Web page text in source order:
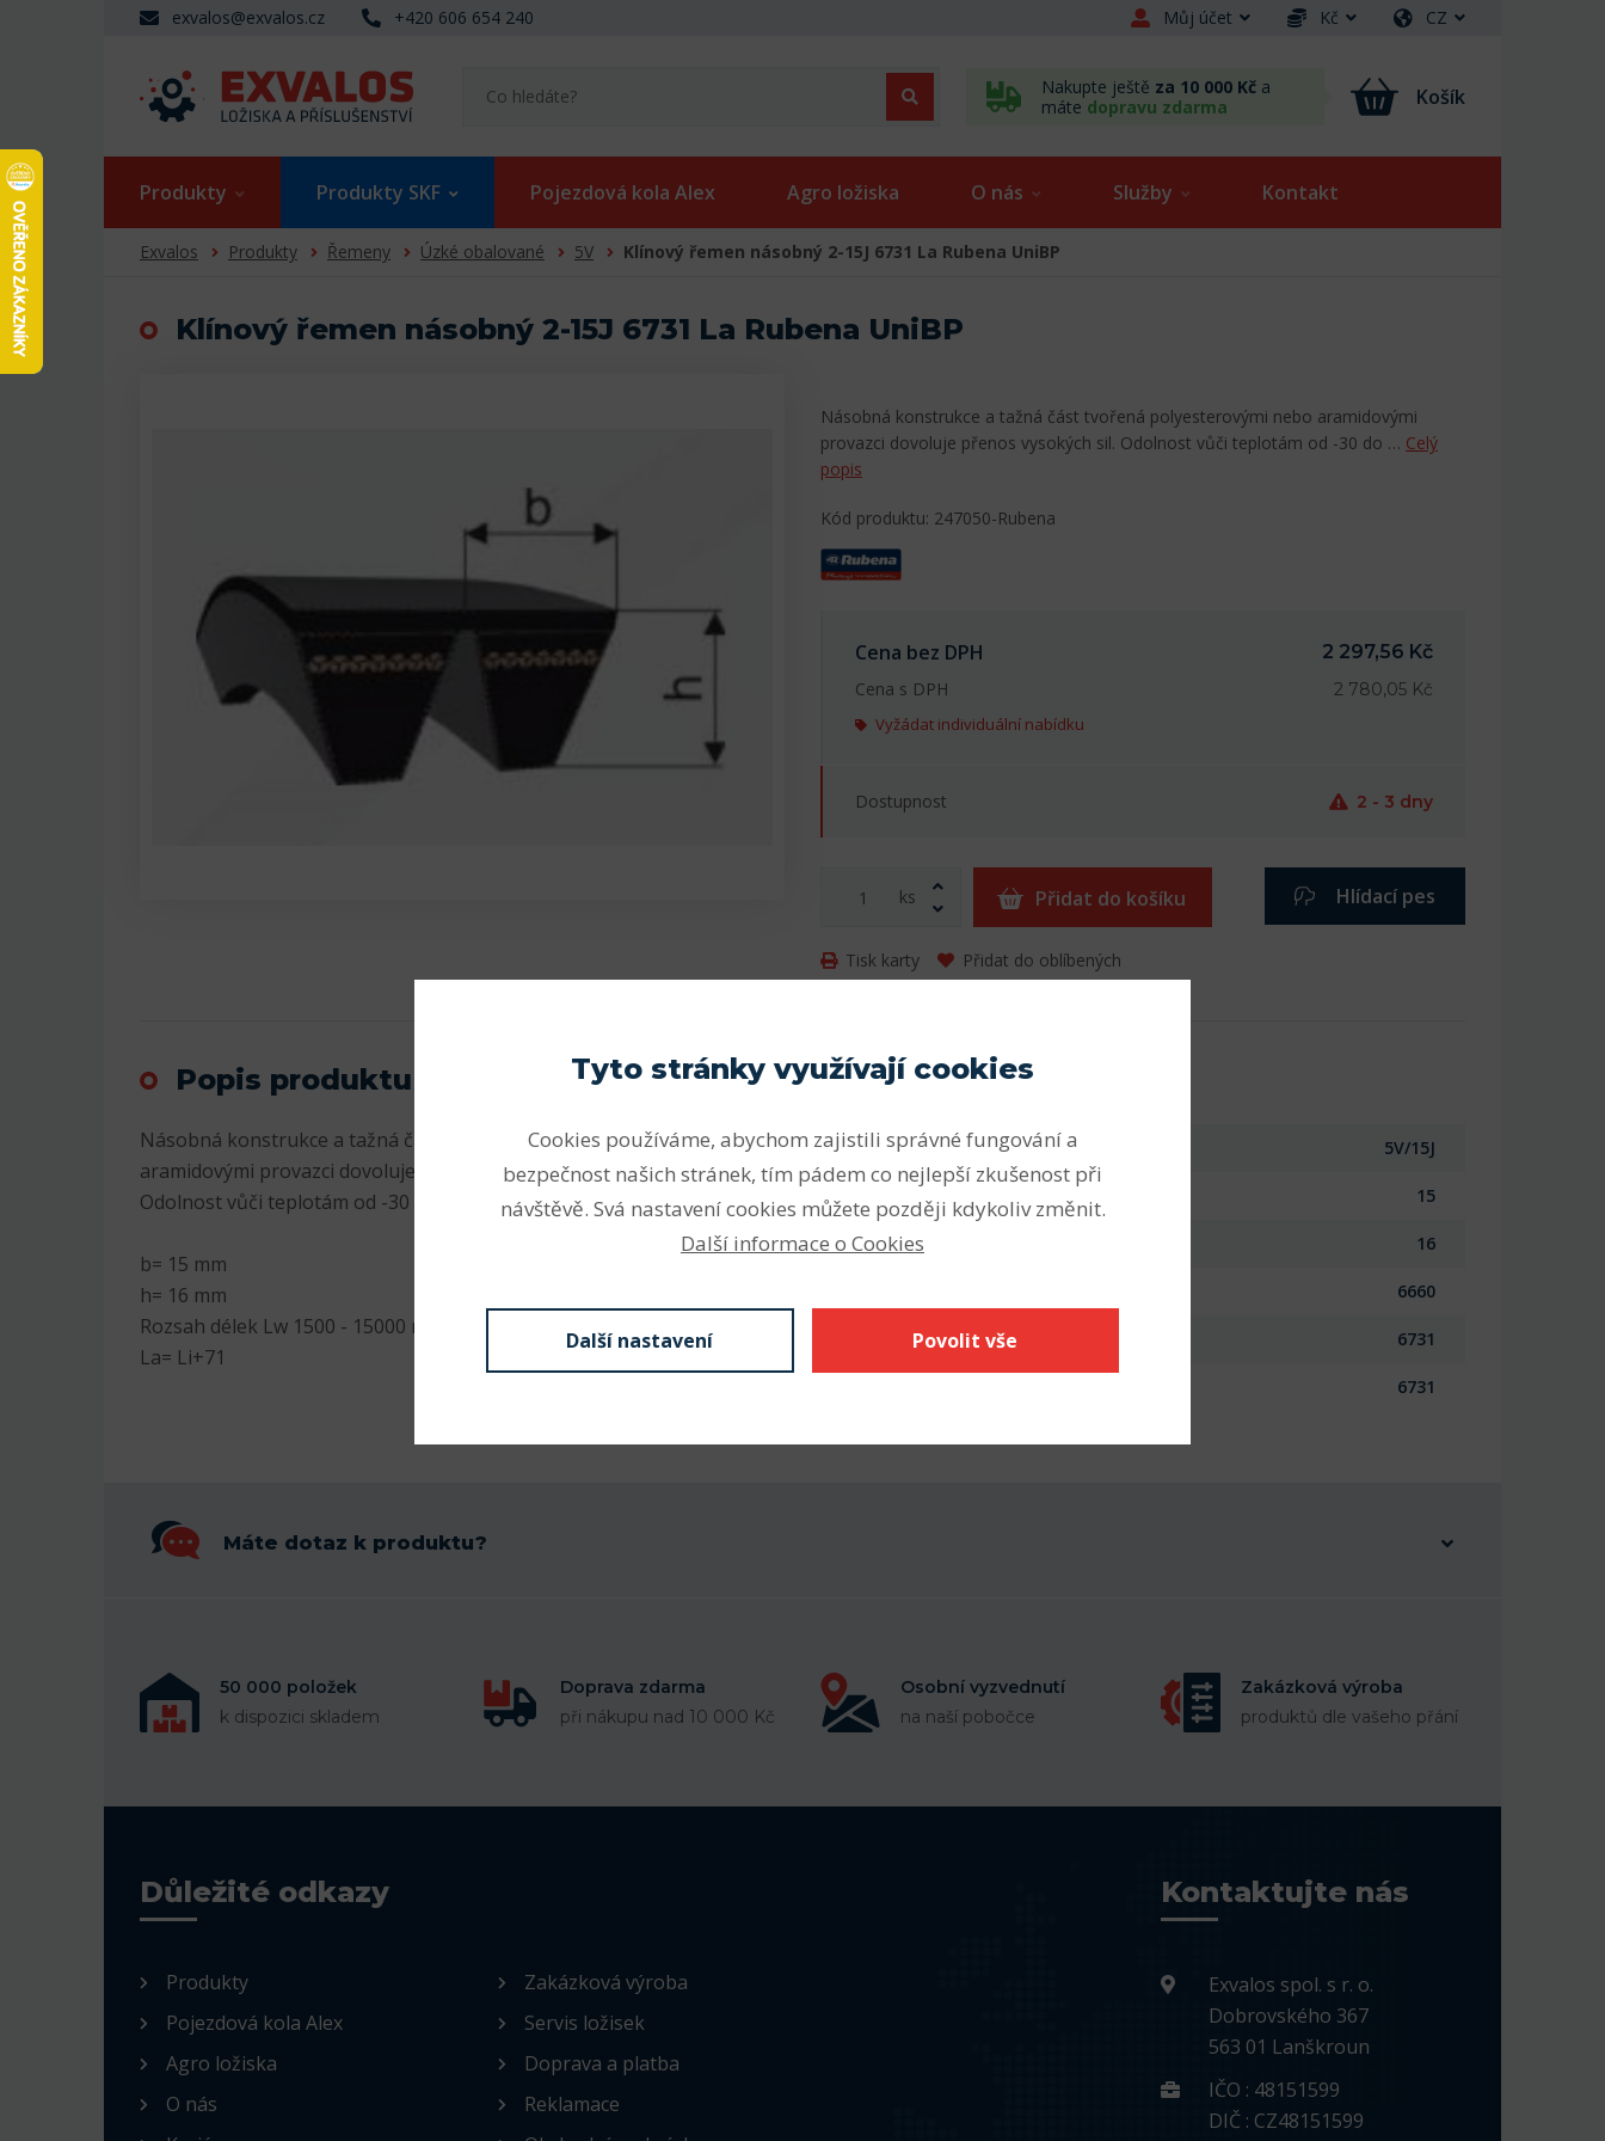
exvalos@exvalos.cz +420 606 654 240 Můj účet Kč CZ
Nakupte ještě za 10 000 Kč a
máte dopravu zdarma Košík
Produkty Produkty SKF Pojezdová kola Alex Agro ložiska O nás Služby Kontakt
Exvalos Produkty Řemeny Úzké obalované 5V Klínový řemen násobný 2-15J 6731 La Rubena UniBP
Klínový řemen násobný 2-15J 6731 La Rubena UniBP
Násobná konstrukce a tažná část tvořená polyesterovými nebo aramidovými
provazci dovoluje přenos vysokých sil. Odolnost vůči teplotám od -30 do … Celý
popis
Kód produktu: 247050-Rubena
Cena bez DPH
2 297,56 Kč
Cena s DPH
2 780,05 Kč
Vyžádat individuální nabídku
Dostupnost 2 - 3 dny
ks Přidat do košíku Hlídací pes
Tisk karty Přidat do oblíbených
Popis produktu
Násobná konstrukce a tažná část tvořená polyesterovými nebo
aramidovými provazci dovoluje přenos vysokých sil.
Odolnost vůči teplotám od -30 do +80°C
b= 15 mm
h= 16 mm
Rozsah délek Lw 1500 - 15000 mm
La= Li+71
Parametry
Profil 5V/15J
Šířka profilu (mm) 15
Výška profilu (mm) 16
6660
Výpočtová délka Lw (mm) 6731
6731
Máte dotaz k produktu?
50 000 položek
k dispozici skladem
Doprava zdarma
při nákupu nad 10 000 Kč
Osobní vyzvednutí
na naší pobočce
Zakázková výroba
produktů dle vašeho přání
Důležité odkazy
Produkty
Pojezdová kola Alex
Agro ložiska
O nás
Zakázková výroba
Servis ložisek
Doprava a platba
Reklamace
Kontaktujte nás
Exvalos spol. s r. o.
Dobrovského 367
563 01 Lanškroun
IČO : 48151599
DIČ : CZ48151599
Tyto stránky využívají cookies
Cookies používáme, abychom zajistili správné fungování a
bezpečnost našich stránek, tím pádem co nejlepší zkušenost při
návštěvě. Svá nastavení cookies můžete později kdykoliv změnit.
Další informace o Cookies
Další nastavení Povolit vše